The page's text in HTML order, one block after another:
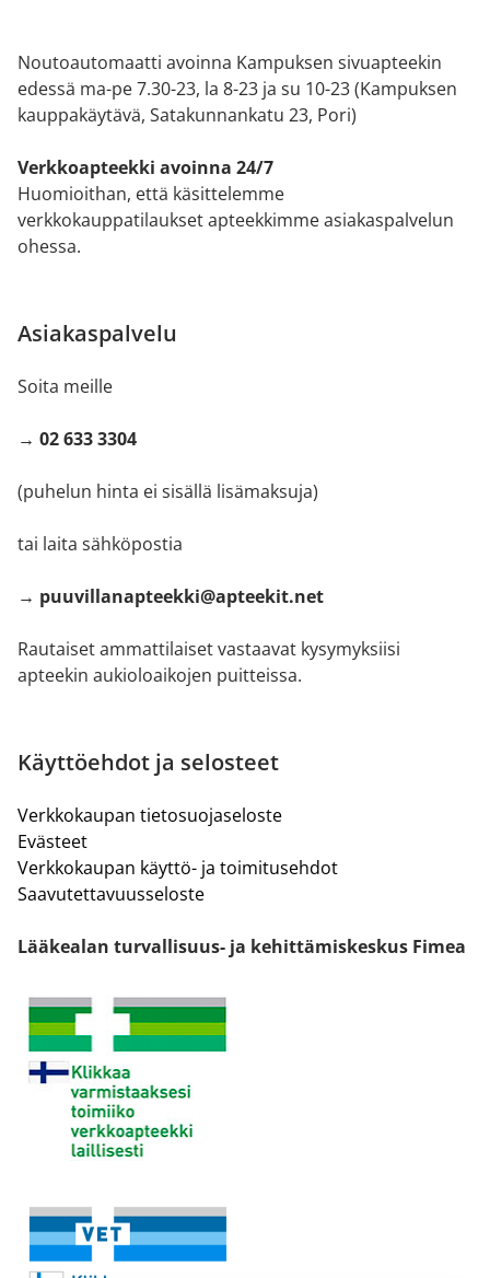
Noutoautomaatti avoinna Kampuksen sivuapteekin
edessä ma-pe 7.30-23, la 8-23 ja su 10-23 (Kampuksen
kauppakäytävä, Satakunnankatu 23, Pori)
Verkkoapteekki avoinna 24/7
Huomioithan, että käsittelemme
verkkokauppatilaukset apteekkimme asiakaspalvelun
ohessa.
Asiakaspalvelu
Soita meille
→ 02 633 3304
(puhelun hinta ei sisällä lisämaksuja)
tai laita sähköpostia
→ puuvillanapteekki@apteekit.net
Rautaiset ammattilaiset vastaavat kysymyksiisi
apteekin aukioloaikojen puitteissa.
Käyttöehdot ja selosteet
Verkkokaupan tietosuojaseloste
Evästeet
Verkkokaupan käyttö- ja toimitusehdot
Saavutettavuusseloste
Lääkealan turvallisuus- ja kehittämiskeskus Fimea